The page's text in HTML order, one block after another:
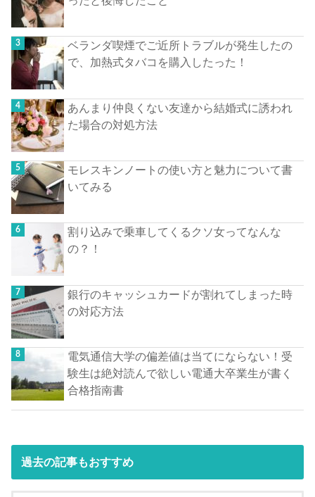
ベランダ喫煙でご近所トラブルが発生したの
で、加熱式タバコを購入したった！
あんまり仲良くない友達から結婚式に誘われ
た場合の対処方法
モレスキンノートの使い方と魅力について書
いてみる
割り込みで乗車してくるクソ女ってなんな
の？！
銀行のキャッシュカードが割れてしまった時
の対応方法
電気通信大学の偏差値は当てにならない！受
験生は絶対読んで欲しい電通大卒業生が書く
合格指南書
過去の記事もおすすめ